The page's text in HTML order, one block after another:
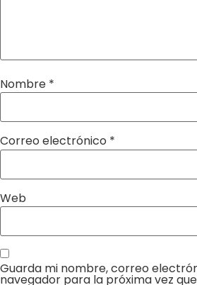
Nombre *
Correo electrónico *
Web
Guarda mi nombre, correo
navegador para la próxima vez